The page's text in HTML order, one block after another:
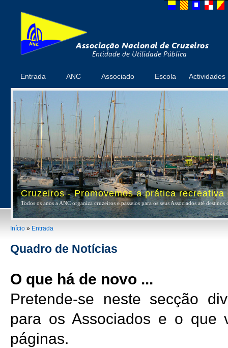
Entrada ANC Associado Escola Actividades
Cruzeiros - Promovemos a prática
Todos os anos a ANC organiza cruzeiros e passeios para os seus Associados até
You are here
Início » Entrada
Quadro de Notícias
O que há de novo ...
Pretende-se neste secção
para os Associados e o que
páginas.